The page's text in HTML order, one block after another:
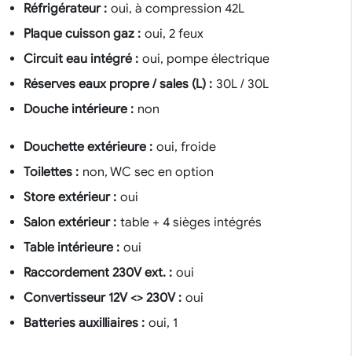
Réfrigérateur : oui, à compression 42L
Plaque cuisson gaz : oui, 2 feux
Circuit eau intégré : oui, pompe électrique
Réserves eaux propre / sales (L) : 30L / 30L
Douche intérieure : non
Douchette extérieure : oui, froide
Toilettes : non, WC sec en option
Store extérieur : oui
Salon extérieur : table + 4 sièges intégrés
Table intérieure : oui
Raccordement 230V ext. : oui
Convertisseur 12V <> 230V : oui
Batteries auxilliaires : oui, 1